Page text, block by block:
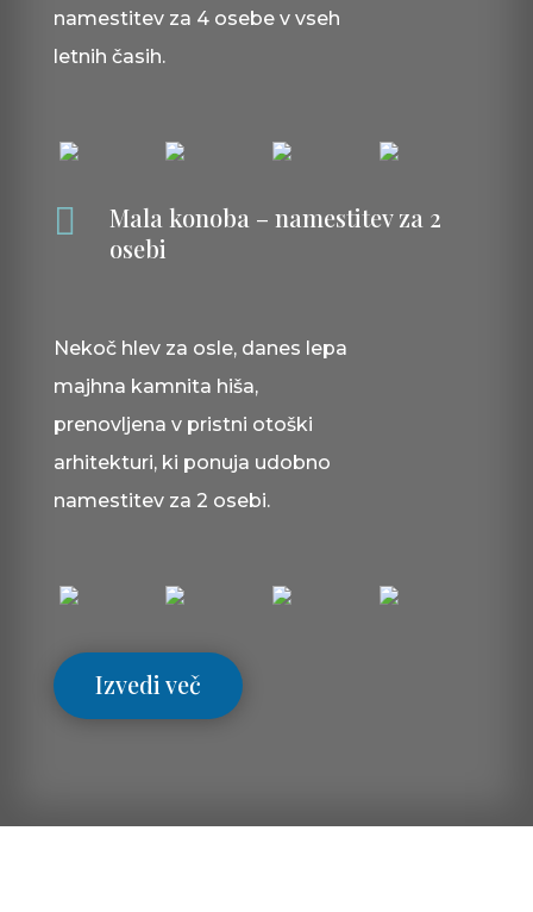
namestitev za 4 osebe v vseh
letnih časih.

Mala konoba – namestitev za 2
osebi
Nekoč hlev za osle, danes lepa
majhna kamnita hiša,
prenovljena v pristni otoški
arhitekturi, ki ponuja udobno
namestitev za 2 osebi.
Izvedi več